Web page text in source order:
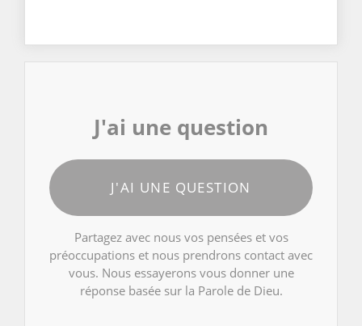
J'ai une question
J'AI UNE QUESTION
Partagez avec nous vos pensées et vos
préoccupations et nous prendrons contact avec
vous. Nous essayerons vous donner une
réponse basée sur la Parole de Dieu.